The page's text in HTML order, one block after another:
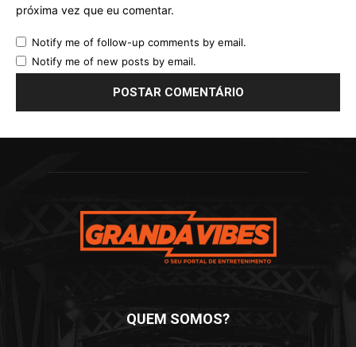
próxima vez que eu comentar.
Notify me of follow-up comments by email.
Notify me of new posts by email.
QUEM SOMOS?